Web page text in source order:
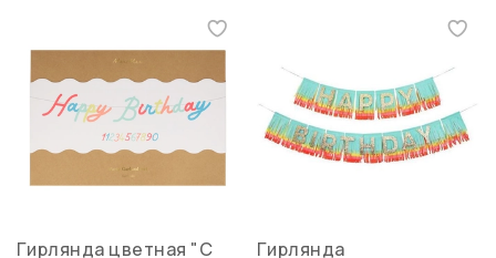
Гирлянда цветная "С
Гирлянда